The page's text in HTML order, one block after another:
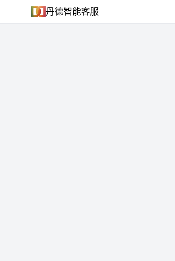
丹德智能客服